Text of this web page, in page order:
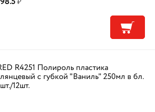
₽
R4251 Полироль пластика
с губкой "Ваниль" 250мл в бл.
12шт.